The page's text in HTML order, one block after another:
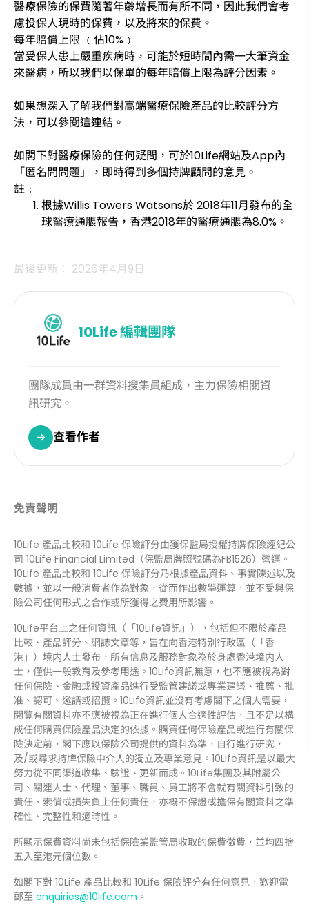
醫療保險的保費隨著年齡增長而有所不同，因此我們會考
慮投保人現時的保費，以及將來的保費。
每年賠償上限 ﹙佔10%﹚
當受保人患上嚴重疾病時，可能於短時間內需一大筆資金
來醫病，所以我們以保單的每年賠償上限為評分因素。
如果想深入了解我們對高端醫療保險產品的比較評分方
法，可以參閱這連結。
如閣下對醫療保險的任何疑問，可於10Life網站及App內
「匿名問問題」，即時得到多個持牌顧問的意見。
註﹕
根據Willis Towers Watsons於 2018年11月發布的全
球醫療通脹報告，香港2018年的醫療通脹為8.0%。
最後更新： 2026年4月9日
10Life編輯團隊
團隊成員由一群資料搜集員組成，主力保險相關資
訊研究。
查看作者
免責聲明
10Life 產品比較和 10Life 保險評分由獲保監局授權持牌保險經紀公
司 10Life Financial Limited（保監局牌照號碼為FB1526）營運。
10Life 產品比較和 10Life 保險評分乃根據產品資料、事實陳述以及
數據，並以一般消費者作為對象，從而作出數學運算，並不受與保
險公司任何形式之合作或所獲得之費用所影響。
10Life平台上之任何資訊（「10Life資訊」），包括但不限於產品
比較、產品評分、網誌文章等，旨在向香港特别行政區（「香
港」）境内人士發布，所有信息及服務對象為於身處香港境内人
士，僅供一般教育及參考用途。10Life資訊無意，也不應被視為對
任何保險、金融或投資產品進行受監管建議或專業建議、推薦、批
准、認可、邀請或招攬。10Life資訊並沒有考慮閣下之個人需要，
閱覽有關資料亦不應被視為正在進行個人合適性評估，且不足以構
成任何購買保險產品決定的依據。購買任何保險產品或進行有關保
險決定前，閣下應以保險公司提供的資料為準，自行進行研究，
及/或尋求持牌保險中介人的獨立及專業意見。10Life資訊是以最大
努力從不同渠道收集、驗證、更新而成。10Life集團及其附屬公
司、關連人士、代理、董事、職員、員工將不會就有關資料引致的
責任、索償或損失負上任何責任，亦概不保證或擔保有關資料之準
確性、完整性和適時性。
所顯示保費資料尚未包括保險業監管局收取的保費徵費，並均四捨
五入至港元個位數。
如閣下對 10Life 產品比較和 10Life 保險評分有任何意見，歡迎電
郵至 enquiries@10life.com 。